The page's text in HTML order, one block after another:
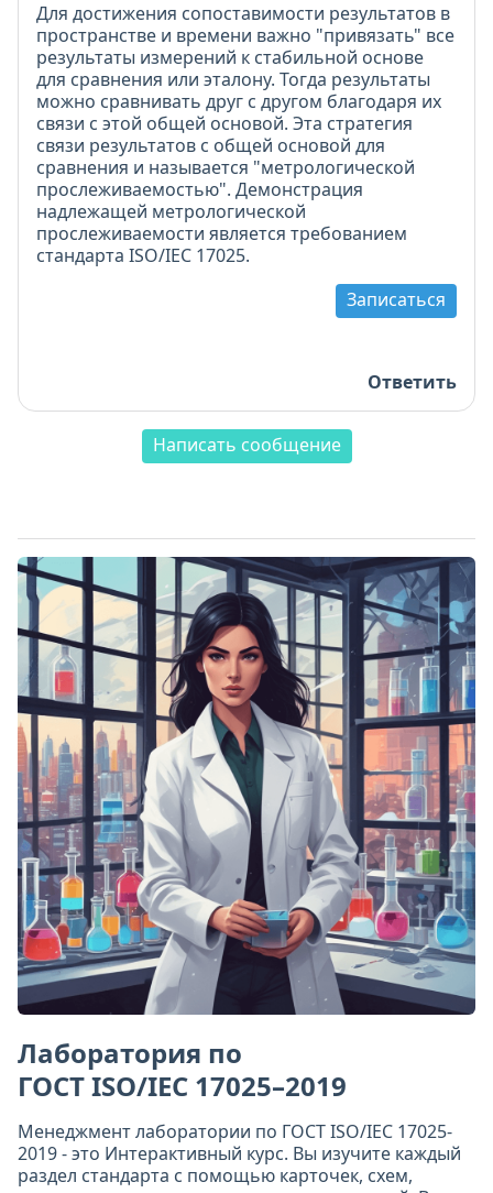
Для достижения сопоставимости результатов в
пространстве и времени важно "привязать" все
результаты измерений к стабильной основе
для сравнения или эталону. Тогда результаты
можно сравнивать друг с другом благодаря их
связи с этой общей основой. Эта стратегия
связи результатов с общей основой для
сравнения и называется "метрологической
прослеживаемостью". Демонстрация
надлежащей метрологической
прослеживаемости является требованием
стандарта ISO/IEC 17025.
Записаться
Ответить
Написать сообщение
Лаборатория по
ГОСТ ISO/IEC 17025–2019
Менеджмент лаборатории по ГОСТ ISO/IEC 17025-
2019 - это Интерактивный курс. Вы изучите каждый
раздел стандарта с помощью карточек, схем,